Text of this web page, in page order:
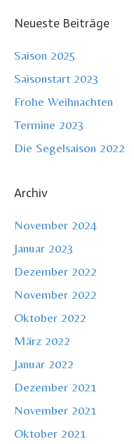
Neueste Beiträge
Saison 2025
Saisonstart 2023
Frohe Weihnachten
Termine 2023
Die Segelsaison 2022
Archiv
November 2024
Januar 2023
Dezember 2022
November 2022
Oktober 2022
März 2022
Januar 2022
Dezember 2021
November 2021
Oktober 2021